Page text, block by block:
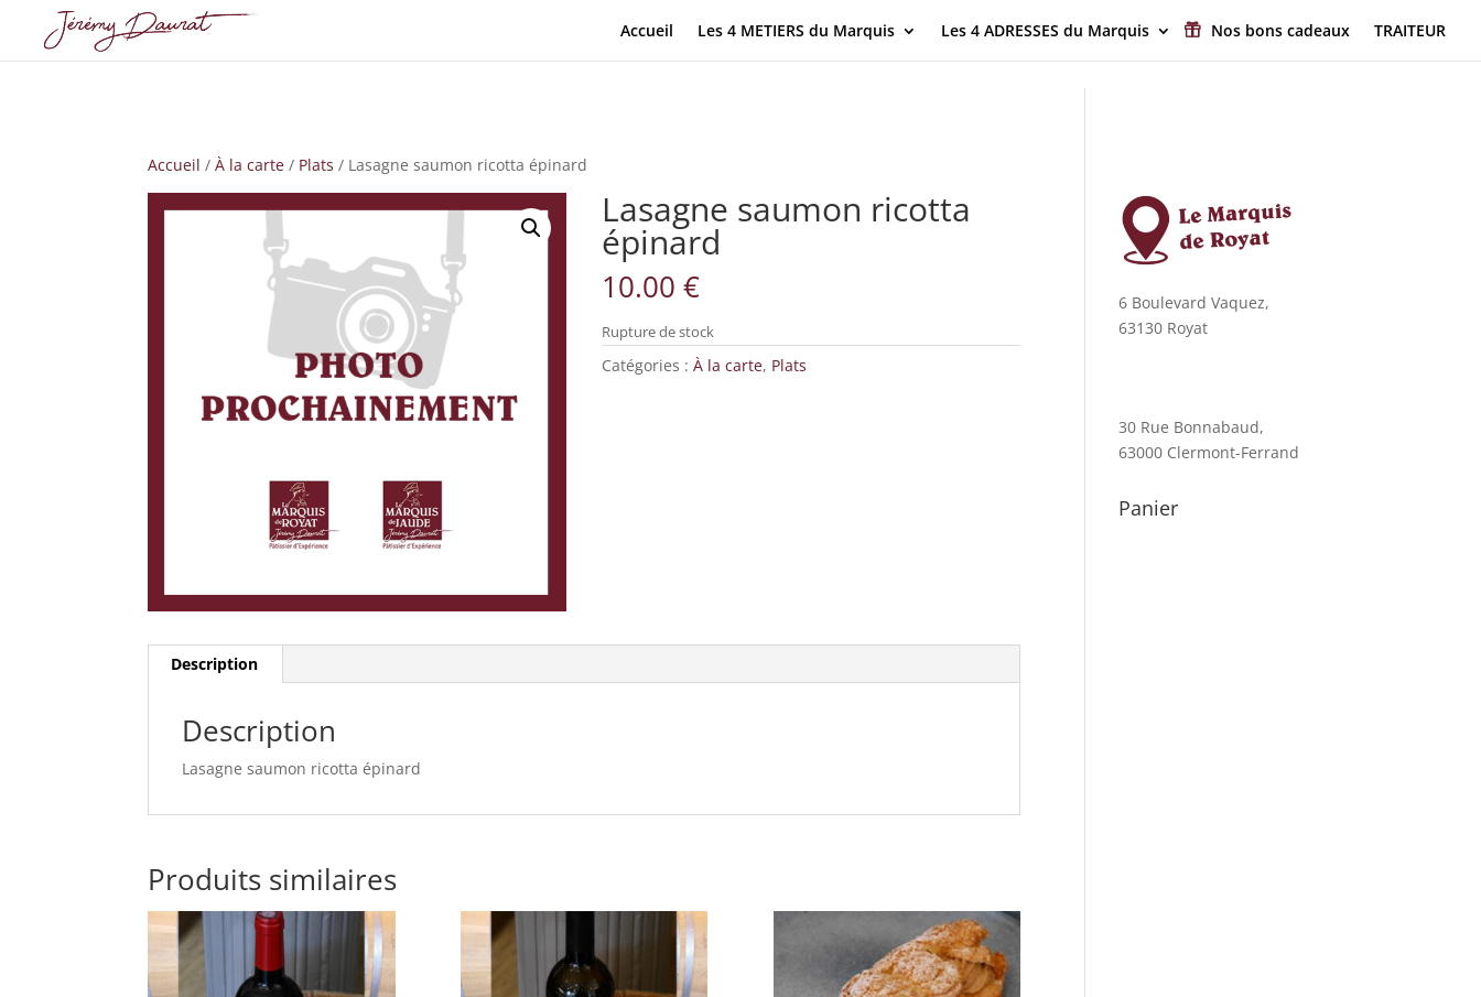
Accueil Les 4 METIERS du Marquis Les 4 ADRESSES du Marquis Nos bons cadeaux TRAITEUR
Accueil /À la carte / Plats / Lasagne saumon ricotta épinard
Lasagne saumon ricotta
épinard
10.00€
Rupture de stock
Catégories :À la carte, Plats
Description
Description
Lasagne saumon ricotta épinard
Produits similaires
6 Boulevard Vaquez,
63130 Royat
30 Rue Bonnabaud,
63000 Clermont-Ferrand
Panier